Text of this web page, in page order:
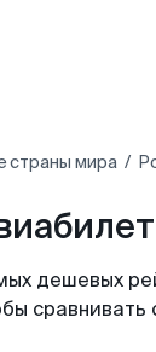
страны мира
дешевых